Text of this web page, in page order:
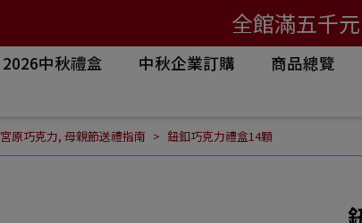
全館滿五千
2026中秋禮盒 中秋企業訂購 商品總覽
宮原巧克力, 母親節送禮指南 鈕釦巧克力禮盒14顆